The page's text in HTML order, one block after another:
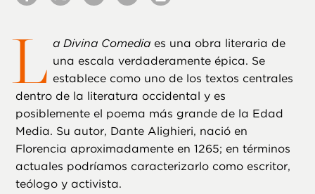
L a Divina Comediaes una obra literaria de
una escala verdaderamente épica. Se
establece como uno de los textos centrales
dentro de la literatura occidental y es
posiblemente el poema más grande de la Edad
Media. Su autor, Dante Alighieri, nació en
Florencia aproximadamente en 1265; en términos
actuales podríamos caracterizarlo como escritor,
teólogo y activista.